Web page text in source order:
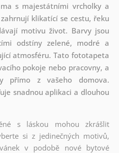
s majestátními vrcholky a
klikatící se cestu, řeku
motivu život. Barvy jsou
odstíny zelené, modré a
atmosféru. Tato fototapeta
pokoje nebo pracovny, a
přímo z vašeho domova.
snadnou aplikaci a dlouhou
s láskou mohou zkrášlit
si z jedinečných motivů,
v podobě nové bytové